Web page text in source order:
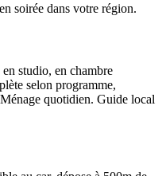
soirée dans votre région.
studio, en chambre
selon programme,
quotidien. Guide local